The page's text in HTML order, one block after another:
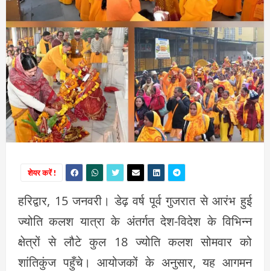
शेयर करें !
हरिद्वार, 15 जनवरी। डेढ़ वर्ष पूर्व गुजरात से आरंभ हुई
ज्योति कलश यात्रा के अंतर्गत देश-विदेश के विभिन्न
क्षेत्रों से लौटे कुल 18 ज्योति कलश सोमवार को
शांतिकुंज पहुँचे। आयोजकों के अनुसार, यह आगमन